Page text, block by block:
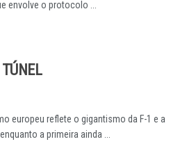
envolve o protocolo ...
europeu reflete o gigantismo da F-1 e a
a primeira ainda ...